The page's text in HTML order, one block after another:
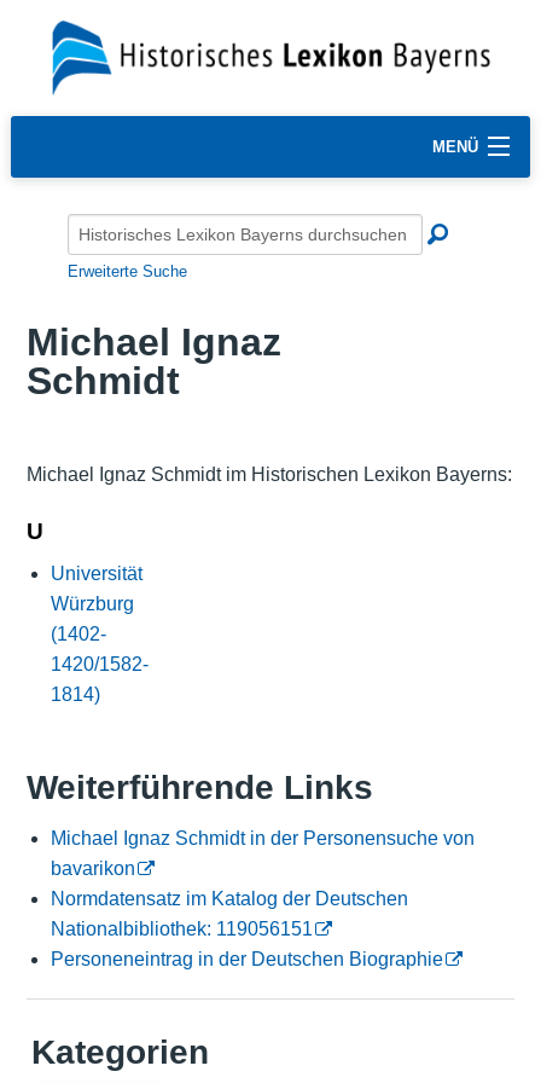
MENÜ
Erweiterte Suche
Michael Ignaz
Schmidt
Michael Ignaz Schmidt im Historischen Lexikon Bayerns:
U
Universität
Würzburg
(1402-
1420/1582-
1814)
Weiterführende Links
Michael Ignaz Schmidt in der Personensuche von
bavarikon
Normdatensatz im Katalog der Deutschen
Nationalbibliothek: 119056151
Personeneintrag in der Deutschen Biographie
Kategorien